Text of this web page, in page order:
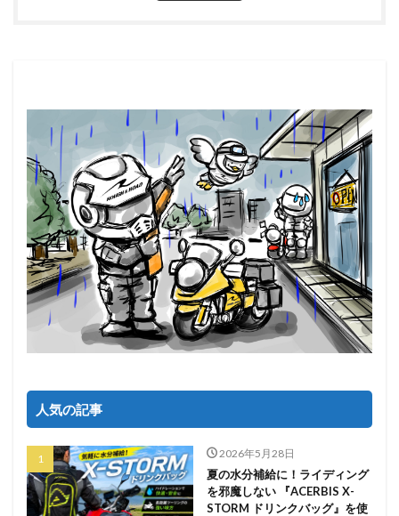
人気の記事
2026年5月28日
夏の水分補給に！ライディング
を邪魔しない 『ACERBIS X-
STORM ドリンクバッグ』を使